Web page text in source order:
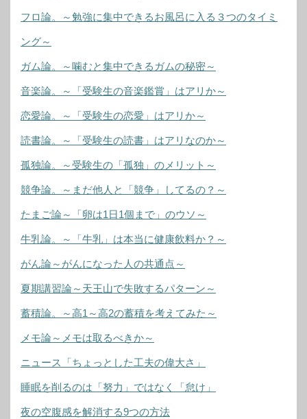
フロ論。～勉強に集中できるお風呂に入る３つのタイミ
ング～
ガム論。～噛むと集中できるガムの秘密～
音楽論。～「受験生の音楽鑑賞」はアリか～
恋愛論。～「受験生の恋愛」はアリか～
読書論。～「受験生の読書」はアリなのか～
孤独論。～受験生の「孤独」のメリット～
競争論。～まだ他人と「競争」してるの？～
たまご論～「卵は1日1個まで」のウソ～
牛乳論。～「牛乳」は本当に健康飲料か？～
がん論～がんになった人の共通点～
夏期講習論～天王山で失敗するパターン～
蓄積論。～高1～高2の蓄積を考えてみた～
メモ論～メモは取るべきか～
ニュース「ちょっとした工夫の偉大さ」
睡眠を削るのは「努力」ではなく「怠け」
夜の空腹感を解消する9つの方法